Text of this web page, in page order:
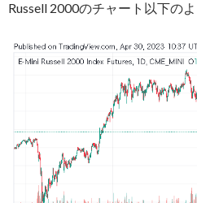
Russell 2000のチャート以下の